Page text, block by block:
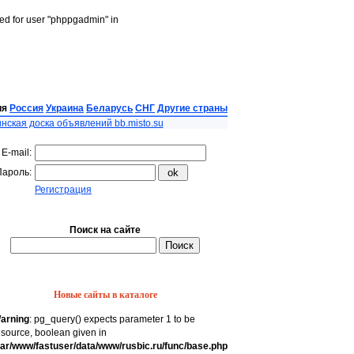
for user "phppgadmin" in
Россия Украина Беларусь СНГ Другие страны
доска объявлений bb.misto.su
E-mail:
Регистрация
Поиск на сайте
Новые сайты в каталоге
: pg_query() expects parameter 1 to be
boolean given in
www/fastuser/data/www/rusbic.ru/func/base.php